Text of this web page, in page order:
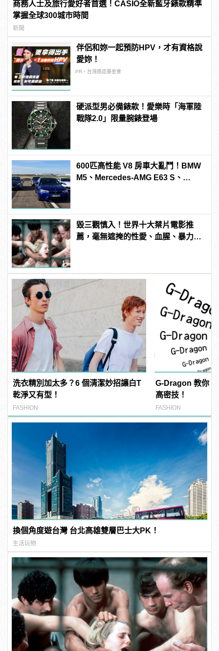
商務人士及旅行愛好者首選！CASIO全新藍牙錶款精準
掌握全球300城市時間
新聞
伴侶和妳一起預防HPV，才有資格說
愛妳！
PR・台灣癌症基金會
硬派型男必備錶款！愛樂時「海軍陸
戰隊2.0」限量腕錶登場
600匹高性能 V8 房車大亂鬥！BMW
M5、Mercedes-AMG E63 S、
300km/h」加速對決
毀三觀慎入！世界十大禁片電影推
薦，毫無遮掩的性愛、血腥、暴力、
洗衣精別加太多？6 個清潔妙招讓白T
乾淨又有型！
FASHION
G-Dragon 教你「
高密技！
FASHION
換個角度遊台灣 台北高雄雙層巴士大PK！
生活玩物